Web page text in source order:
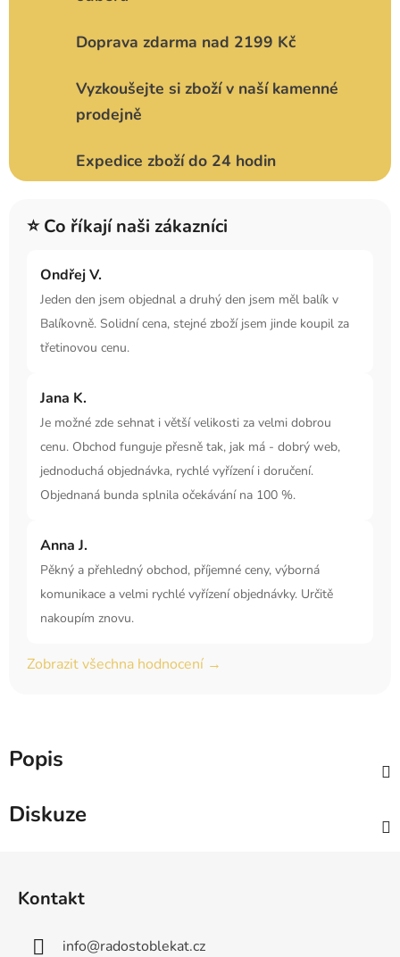
Doprava zdarma nad 2199 Kč
Vyzkoušejte si zboží v naší kamenné
prodejně
Expedice zboží do 24 hodin
⭐ Co říkají naši zákazníci
Ondřej V.
Jeden den jsem objednal a druhý den jsem měl balík v
Balíkovně. Solidní cena, stejné zboží jsem jinde koupil za
třetinovou cenu.
Jana K.
Je možné zde sehnat i větší velikosti za velmi dobrou
cenu. Obchod funguje přesně tak, jak má - dobrý web,
jednoduchá objednávka, rychlé vyřízení i doručení.
Objednaná bunda splnila očekávání na 100 %.
Anna J.
Pěkný a přehledný obchod, příjemné ceny, výborná
komunikace a velmi rychlé vyřízení objednávky. Určitě
nakoupím znovu.
Zobrazit všechna hodnocení →
Popis
Diskuze
Kontakt
info@radostoblekat.cz